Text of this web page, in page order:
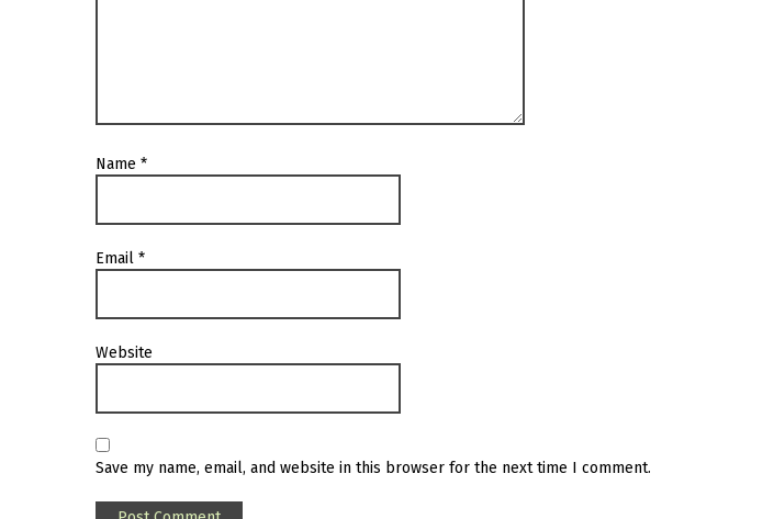
Name *
Email *
Website
Save my name, email, and website in this browser for the next time I comment.